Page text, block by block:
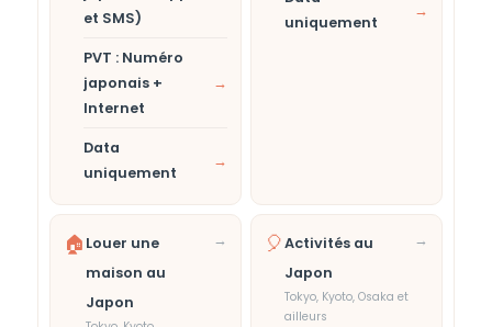
et SMS)
PVT : Numéro
japonais +
Internet
→
Data
uniquement
→
uniquement
→
🏠 Louer une
maison au
Japon
→ 🎈Activités au
Japon
Tokyo, Kyoto, Osaka et
ailleurs
→